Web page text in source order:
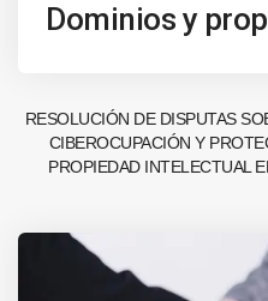
Dominios y
RESOLUCIÓN DE DISPUTAS
CIBEROCUPACIÓN Y
PROPIEDAD INTELECTUAL